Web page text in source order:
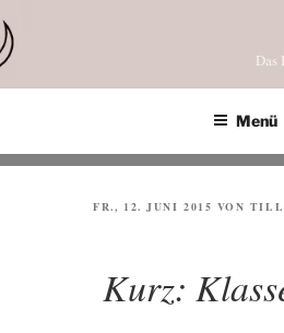
Inhalt
springen
Menü
VERÖFFENTLICHT
FR., 12. JUNI 2015 VON TILL
Kurz: